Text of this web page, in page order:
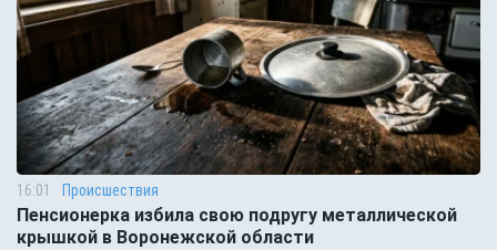
16:01 Происшествия
Пенсионерка избила свою подругу металлической
крышкой в Воронежской области